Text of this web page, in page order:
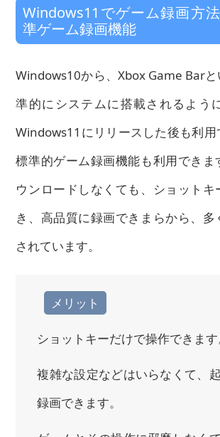
Windows11でゲーム録画方
準ゲーム録画機能
Windows10から、Xbox Game Bar
準的にシステムに搭載されるよう
Windows11にリリースした後も利
標準的ゲーム録画機能も利用できま
ウンロードしなくても、ショット
き、高品質に録画できまらから、多
されています。
メリット
ショットキーだけで操作できます
複雑な設定などはいらなくて、
録画できます。